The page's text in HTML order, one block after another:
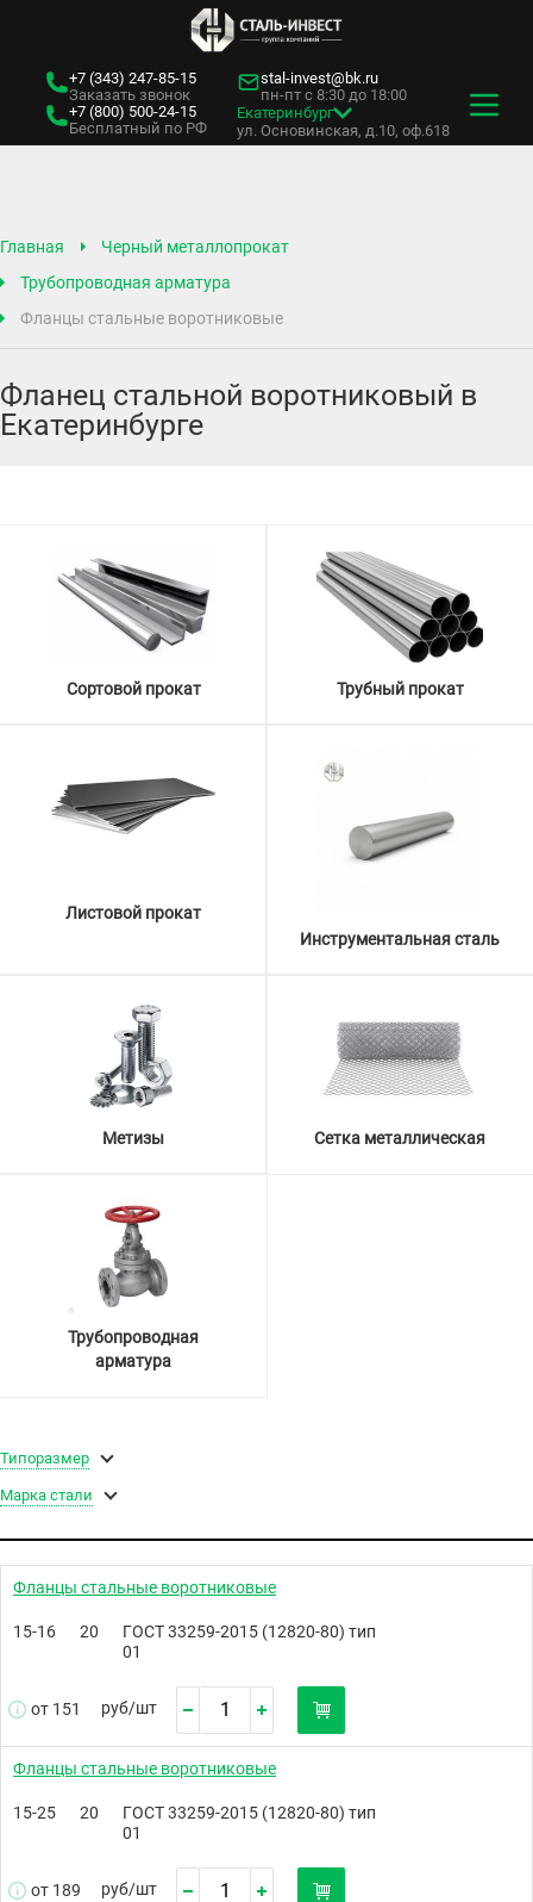
+7 (343) 247-85-15
Заказать звонок
+7 (800) 500-24-15
Бесплатный по РФ
stal-invest@bk.ru
пн-пт с 8:30 до 18:00
Екатеринбург
ул. Основинская, д.10, оф.618
Главная
Черный металлопрокат
Трубопроводная арматура
Фланцы стальные воротниковые
Фланец стальной воротниковый в
Екатеринбурге
Сортовой прокат Трубный прокат
Листовой прокат
Инструментальная сталь
Метизы Сетка металлическая
Трубопроводная
арматура
Типоразмер
Марка стали
Фланцы стальные воротниковые
15-16 20
ГОСТ 33259-2015 (12820-80) тип
01
от 151 руб/шт
Фланцы стальные воротниковые
15-25 20
ГОСТ 33259-2015 (12820-80) тип
01
от 189 руб/шт